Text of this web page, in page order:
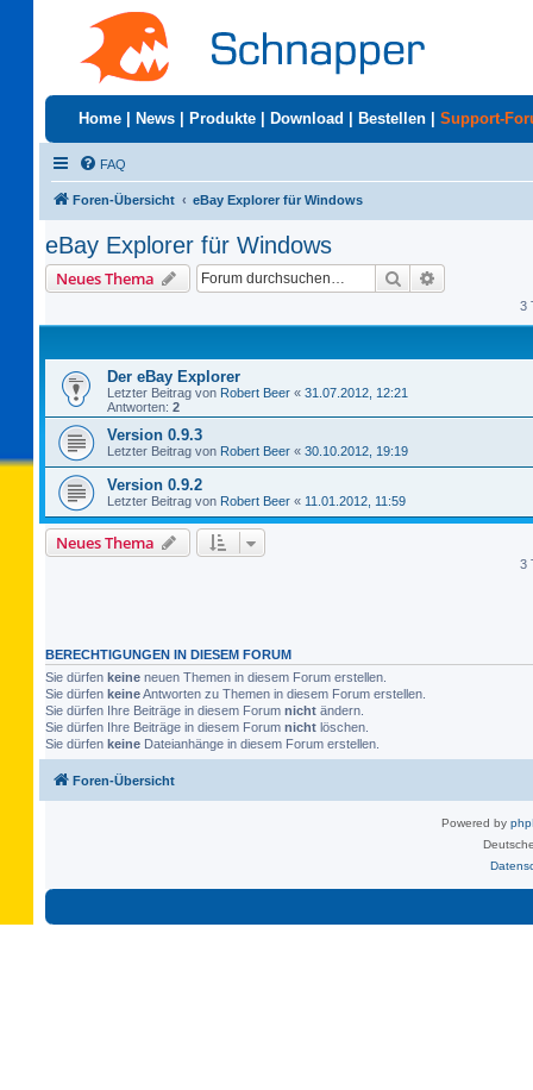
Home News Produkte Download Bestellen Support-
FAQ
Foren-Übersicht eBay Explorer für Windows
eBay Explorer für Windows
Neues Thema Suche
3
Der eBay Explorer
Letzter Beitrag von Robert Beer « 31.07.2012, 12:21
Antworten: 2
Version 0.9.3
Letzter Beitrag von Robert Beer « 30.10.2012, 19:19
Version 0.9.2
Letzter Beitrag von Robert Beer « 11.01.2012, 11:59
Neues Thema
3
BERECHTIGUNGEN IN DIESEM FORUM
Sie dürfen keine neuen Themen in diesem Forum erstellen.
Sie dürfen keineAntworten zu Themen in diesem Forum erstellen.
Sie dürfen Ihre Beiträge in diesem Forum nicht ändern.
Sie dürfen Ihre Beiträge in diesem Forum nicht löschen.
Sie dürfen keine Dateianhänge in diesem Forum erstellen.
Foren-Übersicht
Powered by